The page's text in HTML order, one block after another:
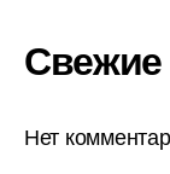
Нет